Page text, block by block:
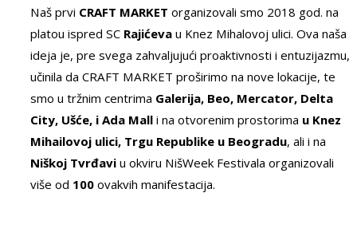
Naš prvi CRAFT MARKET organizovali smo 2018 god. na
platou ispred SC Rajićeva u Knez Mihalovoj ulici. Ova naša
ideja je, pre svega zahvaljujući proaktivnosti i entuzijazmu,
učinila da CRAFT MARKET proširimo na nove lokacije, te
smo u tržnim centrima Galerija, Beo, Mercator, Delta
City, Ušće, i Ada Mall i na otvorenim prostorima u Knez
Mihailovoj ulici, Trgu Republike u Beogradu, ali i na
Niškoj Tvrđavi u okviru NišWeek Festivala organizovali
više od 100 ovakvih manifestacija.